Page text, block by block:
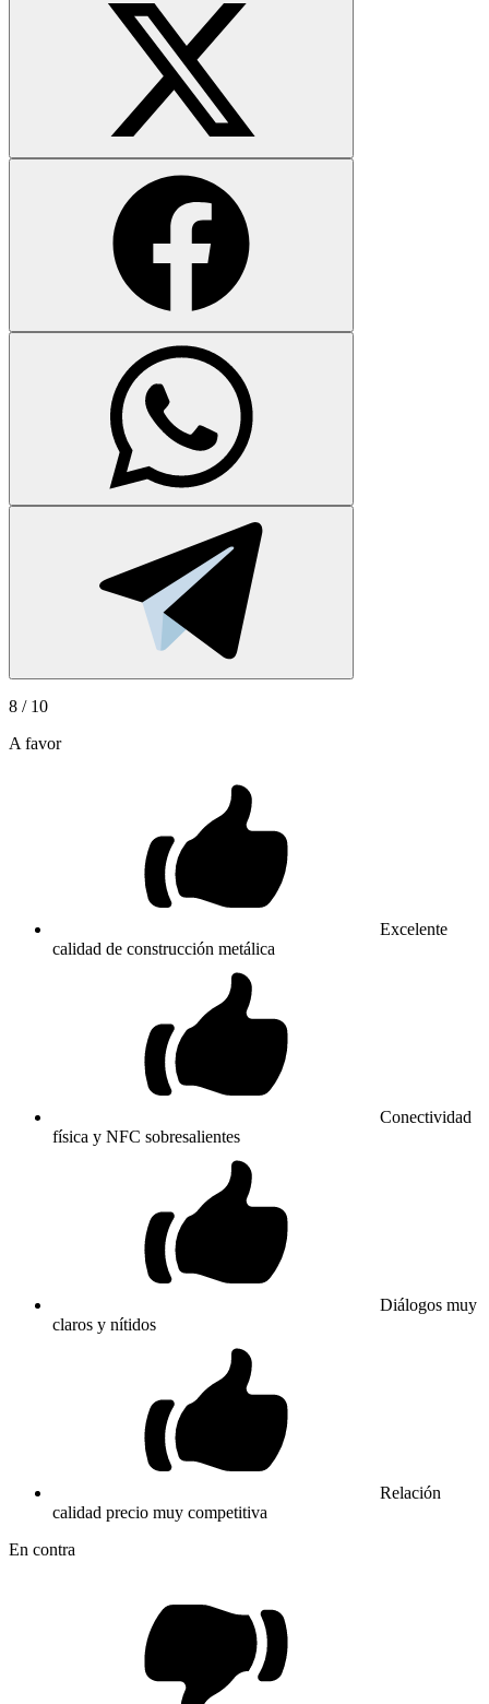
8 / 10
A favor
Excelente
calidad de construcción metálica
Conectividad
física y NFC sobresalientes
Diálogos muy
claros y nítidos
Relación
calidad precio muy competitiva
En contra